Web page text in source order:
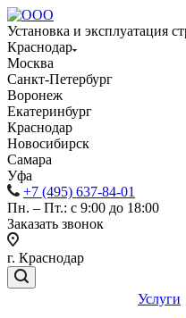
Установка и эксплуатация
Краснодар
Москва
Санкт-Петербург
Воронеж
Екатеринбург
Краснодар
Новосибирск
Самара
Уфа
+7 (495) 637-84-01
Пн. – Пт.: с 9:00 до 18:00
Заказать звонок
г. Краснодар
Услуги